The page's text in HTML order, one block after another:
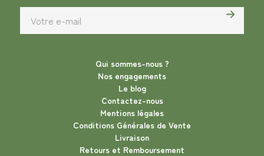
Qui sommes-nous ?
Nos engagements
Le blog
Contactez-nous
Mentions légales
Conditions Générales de Vente
Livraison
Retours et Remboursement